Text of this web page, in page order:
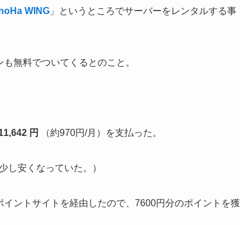
WING 」というところでサーバーをレンタルする事
無料でついてくるとのこと。
円 （約970円/月）を支払った。
し安くなっていた。）
イントサイトを経由したので、7600円分のポイントを獲